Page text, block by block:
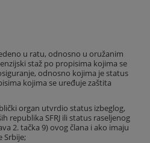
u ratu, odnosno u oružanim
staž po propisima kojima se
odnosno kojima je status
kojima se uređuje zaštita
organ utvrdio status izbeglog,
republika SFRJ ili status raseljenog
2. tačka 9) ovog člana i ako imaju
Srbije;